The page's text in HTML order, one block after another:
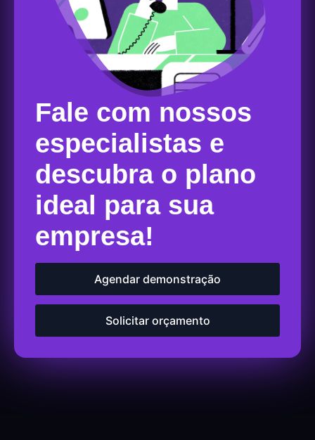
Fale com nossos
especialistas e
descubra o plano
ideal para sua
empresa!
Agendar demonstração
Solicitar orçamento